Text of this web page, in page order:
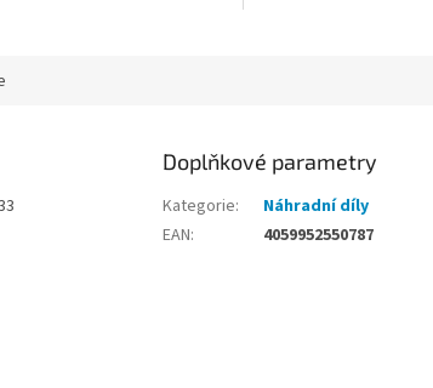
Doplňkové parametry
Kategorie:
Náhradní díly
EAN: 4059952550787